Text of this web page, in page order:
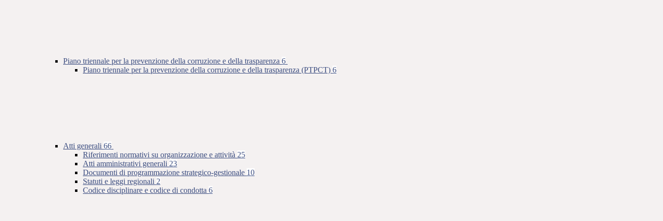
Piano triennale per la prevenzione della corruzione e della trasparenza 6
Piano triennale per la prevenzione della corruzione e della trasparenza (PTPCT) 6
Atti generali 66
Riferimenti normativi su organizzazione e attività 25
Atti amministrativi generali 23
Documenti di programmazione strategico-gestionale 10
Statuti e leggi regionali 2
Codice disciplinare e codice di condotta 6